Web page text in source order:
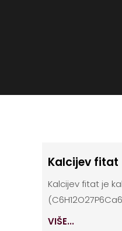
Kalcijev fitat
Kalcijev fitat je
VIŠE...